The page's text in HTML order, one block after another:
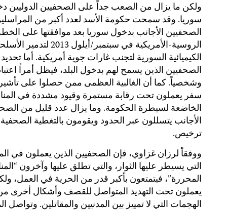
ولكن ما يزال من الصعب جداً على الصحفيين الدوليين
سوريا. وقد سمحت حكومة الأسد لعدد أكبر من
الصحفيين الأجانب بدخول سوريا بعد موافقتها على
الروسية-الأمريكية في سبتمبر/أيلول 2013 لتدمير
الكيميائية السورية لتجنب غارات جوية أمريكية. أما
الصحفيين الذين يسمح لهم بدخول البلد، فيظل أمراً
وشخصياً. كما أن الغالبية العظمى ممن حصلوا على
سفر يعملون تحت رقابة مستمرة وقيود مشددة في
الخاضعة لسيطرة الحكومة. وما يزال عدد قليل من
الأجانب يتسللون عبر الحدود ويقومون بالتغطية
ترخيص.
ووفقاً لرزان غزاوي، فإن الصحفيين الذين يعملون في
التي يسيطر عليها الثوار، والتي تطلق عليها وآخرون
المحررة”، فيتمتعون بأكبر قدر من الحرية في العمل،
يعملون تحت التهديد المتواصل للقصف وأشكال أخرى
الهجمات التي لا تمييز بين المدنيين والمقاتلين. وتواصل